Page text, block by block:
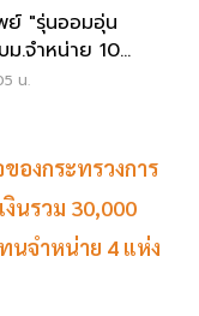
ย์ "รุ่นออมอุ่น
ม.จำหน่าย 10
น.
งกระทรวงการ
นรวม 30,000
นจำหน่าย 4 แห่ง